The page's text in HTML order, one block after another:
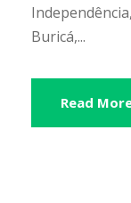
Buricá,...
Read